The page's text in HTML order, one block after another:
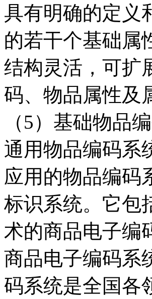
具有明确的定义
的若干个基础属
结构灵活，可扩
码、物品属性及
（5）基础物品
通用物品编码系
应用的物品编码
标识系统。它包
术的商品电子编
商品电子编码系
码系统是全国各